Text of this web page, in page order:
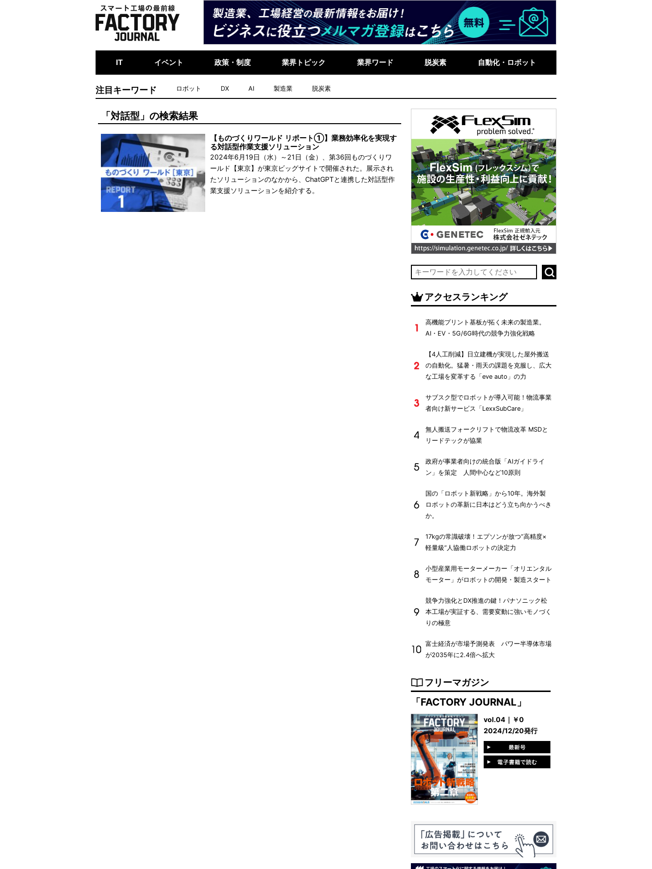
IT イベント 政策・制度 業界トピック 業界ワード 脱炭素 自動化・ロボット
注目キーワード ロボット DX AI 製造業 脱炭素
「対話型」の検索結果
2024年6月19日（水）～21日（金）、第36回ものづくりワ
ールド【東京】が東京ビッグサイトで開催された。展示され
たソリューションのなかから、ChatGPTと連携した対話型作
業支援ソリューションを紹介する。
【ものづくりワールド リポート①】業務効率化を実現す
る対話型作業支援ソリューション
アクセスランキング
高機能プリント基板が拓く未来の製造業。
AI・EV・5G/6G時代の競争力強化戦略
【4人工削減】日立建機が実現した屋外搬送
の自動化。猛暑・雨天の課題を克服し、広大
な工場を変革する「eve auto」の力
サブスク型でロボットが導入可能！物流事業
者向け新サービス「LexxSubCare」
無人搬送フォークリフトで物流改革 MSDと
リードテックが協業
政府が事業者向けの統合版「AIガイドライ
ン」を策定 人間中心など10原則
国の「ロボット新戦略」から10年。海外製
ロボットの革新に日本はどう立ち向かうべき
か。
17kgの常識破壊！エプソンが放つ”高精度×
軽量級”人協働ロボットの決定力
小型産業用モーターメーカー「オリエンタル
モーター」がロボットの開発・製造スタート
競争力強化とDX推進の鍵！パナソニック松
本工場が実証する、需要変動に強いモノづく
りの極意
富士経済が市場予測発表 パワー半導体市場
が2035年に2.4倍へ拡大
フリーマガジン
「FACTORY JOURNAL」
vol.04｜￥0
2024/12/20発行